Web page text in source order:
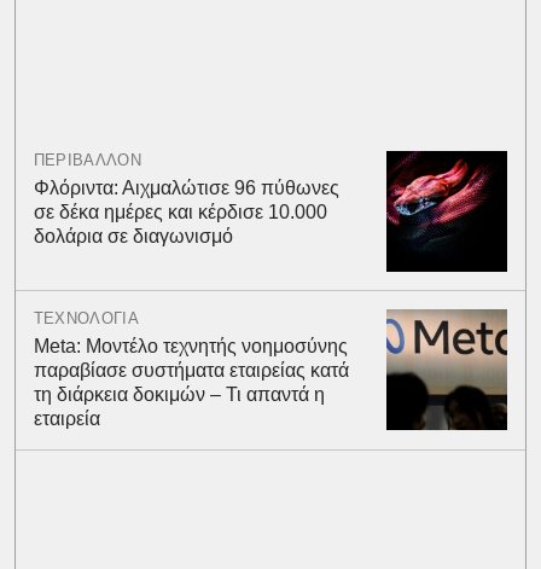
ΠΕΡΙΒΑΛΛΟΝ
Φλόριντα: Αιχμαλώτισε 96 πύθωνες
σε δέκα ημέρες και κέρδισε 10.000
δολάρια σε διαγωνισμό
ΤΕΧΝΟΛΟΓΙΑ
Meta: Μοντέλο τεχνητής νοημοσύνης
παραβίασε συστήματα εταιρείας κατά
τη διάρκεια δοκιμών – Τι απαντά η
εταιρεία